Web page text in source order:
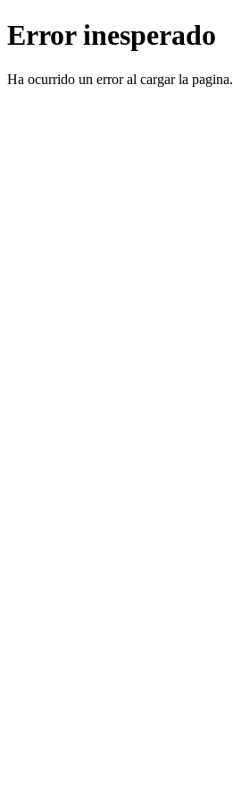
Error inesperado
Ha ocurrido un error al cargar la pagina.